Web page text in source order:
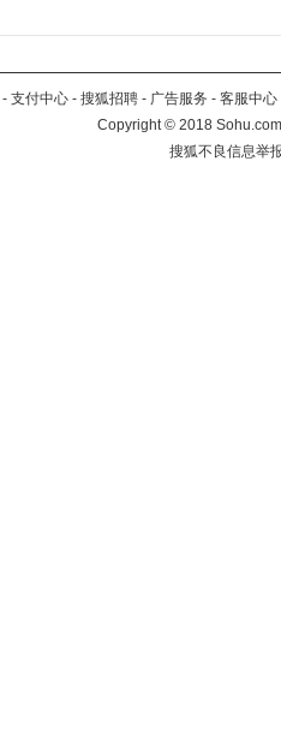
- 支付中心 - 搜狐招聘 - 广告服务 - 客服中心
Copyright©2018
搜狐不良信息举